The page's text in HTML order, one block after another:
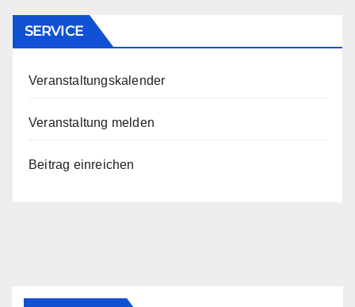
SERVICE
Veranstaltungskalender
Veranstaltung melden
Beitrag einreichen